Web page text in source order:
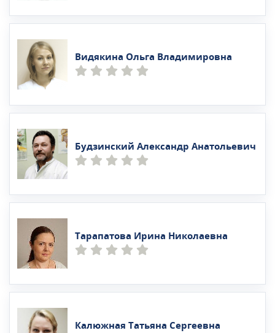
Видякина Ольга Владимировна
Будзинский Александр Анатольевич
Тарапатова Ирина Николаевна
Калюжная Татьяна Сергеевна